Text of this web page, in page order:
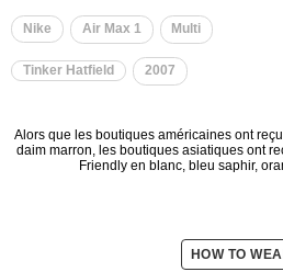
Nike Air Max 1 Multi
Tinker Hatfield 2007
Alors que les boutiques américaines ont
daim marron, les boutiques asiatiques ont
Friendly en blanc, bleu saphir,
HOW TO